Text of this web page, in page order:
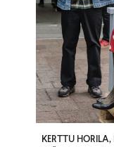
KERTTU